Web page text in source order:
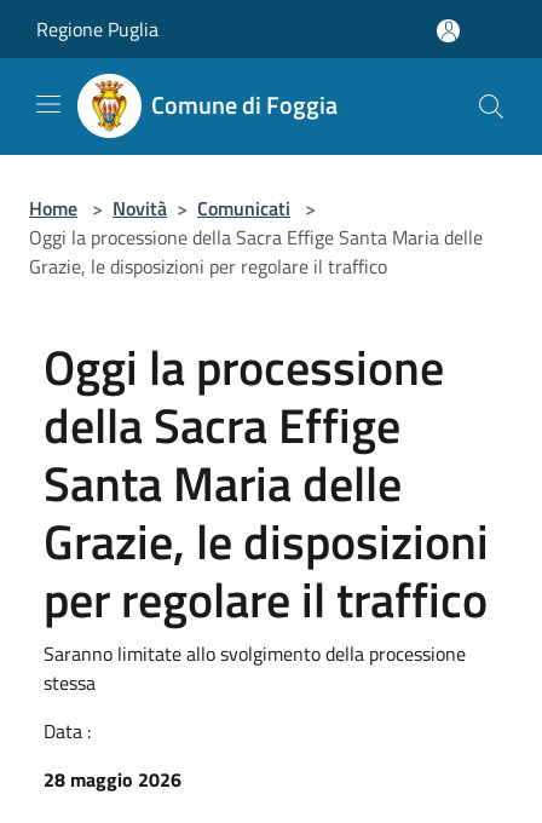
Regione Puglia
Comune di Foggia
Home > Novità > Comunicati >
Oggi la processione della Sacra Effige Santa Maria delle
Grazie, le disposizioni per regolare il traffico
Oggi la processione
della Sacra Effige
Santa Maria delle
Grazie, le disposizioni
per regolare il traffico
Saranno limitate allo svolgimento della processione
stessa
Data :
28 maggio 2026